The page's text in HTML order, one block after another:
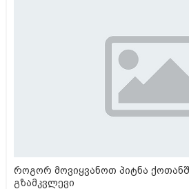
როგორ მოვიყვანოთ პიტნა
გზამკვლევი